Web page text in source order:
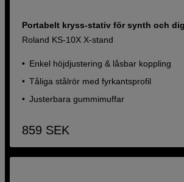
Portabelt kryss-stativ för synth och
Roland KS-10X X-stand
Enkel höjdjustering & låsbar koppling
Tåliga stålrör med fyrkantsprofil
Justerbara gummimuffar
859 SEK